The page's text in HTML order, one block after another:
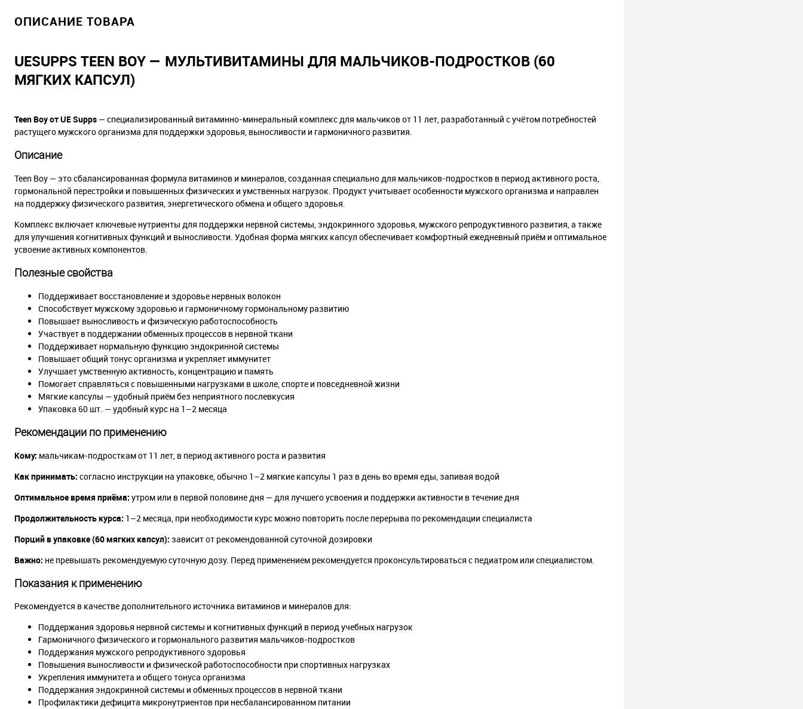
ОПИСАНИЕ ТОВАРА
UESUPPS TEEN BOY — МУЛЬТИВИТАМИНЫ ДЛЯ МАЛЬЧИКОВ-ПОДРОСТКОВ (60
МЯГКИХ КАПСУЛ)
Teen Boy от UE Supps — специализированный витаминно-минеральный комплекс для мальчиков от 11 лет, разработанный с учётом потребностей
растущего мужского организма для поддержки здоровья, выносливости и гармоничного развития.
Описание
Teen Boy — это сбалансированная формула витаминов и минералов, созданная специально для мальчиков-подростков в период активного роста,
гормональной перестройки и повышенных физических и умственных нагрузок. Продукт учитывает особенности мужского организма и направлен
на поддержку физического развития, энергетического обмена и общего здоровья.
Комплекс включает ключевые нутриенты для поддержки нервной системы, эндокринного здоровья, мужского репродуктивного развития, а также
для улучшения когнитивных функций и выносливости. Удобная форма мягких капсул обеспечивает комфортный ежедневный приём и оптимальное
усвоение активных компонентов.
Полезные свойства
Поддерживает восстановление и здоровье нервных волокон
Способствует мужскому здоровью и гармоничному гормональному развитию
Повышает выносливость и физическую работоспособность
Участвует в поддержании обменных процессов в нервной ткани
Поддерживает нормальную функцию эндокринной системы
Повышает общий тонус организма и укрепляет иммунитет
Улучшает умственную активность, концентрацию и память
Помогает справляться с повышенными нагрузками в школе, спорте и повседневной жизни
Мягкие капсулы — удобный приём без неприятного послевкусия
Упаковка 60 шт. — удобный курс на 1–2 месяца
Рекомендации по применению
Кому: мальчикам-подросткам от 11 лет, в период активного роста и развития
Как принимать: согласно инструкции на упаковке, обычно 1–2 мягкие капсулы 1 раз в день во время еды, запивая водой
Оптимальное время приёма: утром или в первой половине дня — для лучшего усвоения и поддержки активности в течение дня
Продолжительность курса: 1–2 месяца, при необходимости курс можно повторить после перерыва по рекомендации специалиста
Порций в упаковке (60 мягких капсул): зависит от рекомендованной суточной дозировки
Важно: не превышать рекомендуемую суточную дозу. Перед применением рекомендуется проконсультироваться с педиатром или специалистом.
Показания к применению
Рекомендуется в качестве дополнительного источника витаминов и минералов для:
Поддержания здоровья нервной системы и когнитивных функций в период учебных нагрузок
Гармоничного физического и гормонального развития мальчиков-подростков
Поддержания мужского репродуктивного здоровья
Повышения выносливости и физической работоспособности при спортивных нагрузках
Укрепления иммунитета и общего тонуса организма
Поддержания эндокринной системы и обменных процессов в нервной ткани
Профилактики дефицита микронутриентов при несбалансированном питании